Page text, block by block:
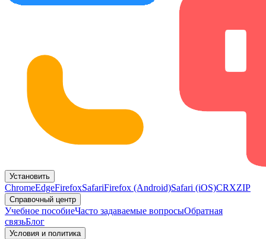
Установить
ChromeEdgeFirefoxSafariFirefox (Android)Safari (iOS)CRXZIP
Справочный центр
Учебное пособиеЧасто задаваемые вопросыОбратная
связьБлог
Условия и политика